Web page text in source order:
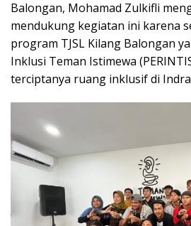
Balongan, Mohamad Zulkifli
mendukung kegiatan ini karena
program TJSL Kilang Balongan
Inklusi Teman Istimewa
terciptanya ruang inklusif di